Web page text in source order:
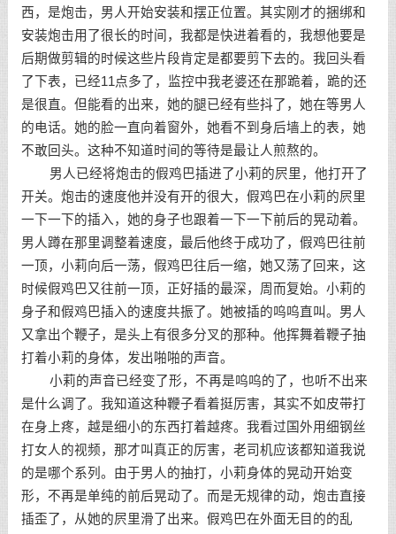
西，是炮击，男人开始安装和摆正位置。其实刚才的捆绑和
安装炮击用了很长的时间，我都是快进着看的，我想他要是
后期做剪辑的时候这些片段肯定是都要剪下去的。我回头看
了下表，已经11点多了，监控中我老婆还在那跪着，跪的还
是很直。但能看的出来，她的腿已经有些抖了，她在等男人
的电话。她的脸一直向着窗外，她看不到身后墙上的表，她
不敢回头。这种不知道时间的等待是最让人煎熬的。
男人已经将炮击的假鸡巴插进了小莉的屄里，他打开了
开关。炮击的速度他并没有开的很大，假鸡巴在小莉的屄里
一下一下的插入，她的身子也跟着一下一下前后的晃动着。
男人蹲在那里调整着速度，最后他终于成功了，假鸡巴往前
一顶，小莉向后一荡，假鸡巴往后一缩，她又荡了回来，这
时候假鸡巴又往前一顶，正好插的最深，周而复始。小莉的
身子和假鸡巴插入的速度共振了。她被插的呜呜直叫。男人
又拿出个鞭子，是头上有很多分叉的那种。他挥舞着鞭子抽
打着小莉的身体，发出啪啪的声音。
小莉的声音已经变了形，不再是呜呜的了，也听不出来
是什么调了。我知道这种鞭子看着挺厉害，其实不如皮带打
在身上疼，越是细小的东西打着越疼。我看过国外用细钢丝
打女人的视频，那才叫真正的厉害，老司机应该都知道我说
的是哪个系列。由于男人的抽打，小莉身体的晃动开始变
形，不再是单纯的前后晃动了。而是无规律的动，炮击直接
插歪了，从她的屄里滑了出来。假鸡巴在外面无目的的乱